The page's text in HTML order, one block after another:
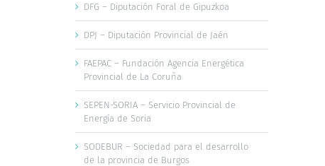
DFG – Diputación Foral de Gipuzkoa
DPJ – Diputación Provincial de Jaén
FAEPAC – Fundación Agencia Energética
Provincial de La Coruña
SEPEN-SORIA – Servicio Provincial de
Energía de Soria
SODEBUR – Sociedad para el desarrollo
de la provincia de Burgos